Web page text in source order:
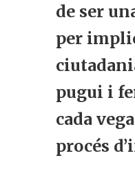
de ser
per
pugui i
cada
procés